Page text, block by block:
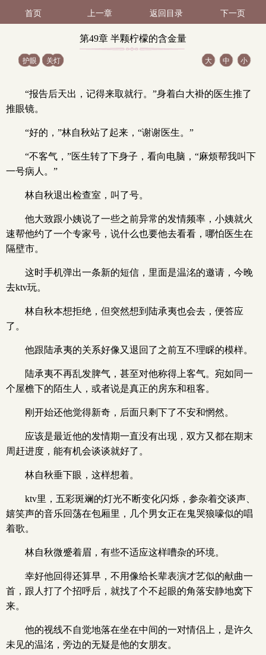
首页 上一章 返回目录 下一页
第49章 半颗柠檬的含金量
护眼 关灯 大 中 小
“报告后天出，记得来取就行。”身着白大褂的医生推了
推眼镜。
“好的，”林自秋站了起来，“谢谢医生。”
“不客气，”医生转了下身子，看向电脑，“麻烦帮我叫下
一号病人。”
林自秋退出检查室，叫了号。
他大致跟小姨说了一些之前异常的发情频率，小姨就火
速帮他约了一个专家号，说什么也要他去看看，哪怕医生在
隔壁市。
这时手机弹出一条新的短信，里面是温洺的邀请，今晚
去ktv玩。
林自秋本想拒绝，但突然想到陆承夷也会去，便答应
了。
他跟陆承夷的关系好像又退回了之前互不理睬的模样。
陆承夷不再乱发脾气，甚至对他称得上客气。宛如同一
个屋檐下的陌生人，或者说是真正的房东和租客。
刚开始还他觉得新奇，后面只剩下了不安和惘然。
应该是最近他的发情期一直没有出现，双方又都在期末
周赶进度，能有机会谈谈就好了。
林自秋垂下眼，这样想着。
ktv里，五彩斑斓的灯光不断变化闪烁，参杂着交谈声、
嬉笑声的音乐回荡在包厢里，几个男女正在鬼哭狼嚎似的唱
着歌。
林自秋微蹙着眉，有些不适应这样嘈杂的环境。
幸好他回得还算早，不用像给长辈表演才艺似的献曲一
首，跟人打了个招呼后，就找了个不起眼的角落安静地窝下
来。
他的视线不自觉地落在坐在中间的一对情侣上，是许久
未见的温洺，旁边的无疑是他的女朋友。